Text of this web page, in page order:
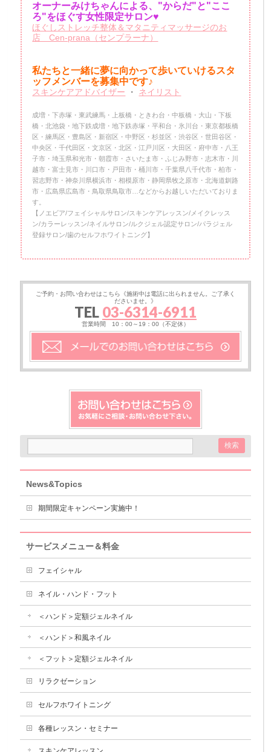
オーナーみけちゃんによる、"からだ"と"ここ
ろ"をほぐす女性限定サロン♥
ほぐしストレッチ整体＆マタニティマッサージのお
店 Cen-prana（センプラーナ）
私たちと一緒に夢に向かって歩いていけるスタ
ッフメンバーを募集中です♪
スキンケアアドバイザー ・ ネイリスト
成増・下赤塚・東武練馬・上板橋・ときわ台・中板橋・大山・下板
橋・北池袋・地下鉄成増・地下鉄赤塚・平和台・氷川台・東京都板橋
区・練馬区・豊島区・新宿区・中野区・杉並区・渋谷区・世田谷区・
中央区・千代田区・文京区・北区・江戸川区・大田区・府中市・八王
子市・埼玉県和光市・朝霞市・さいたま市・ふじみ野市・志木市・川
越市・富士見市・川口市・戸田市・桶川市・千葉県八千代市・柏市・
習志野市・神奈川県横浜市・相模原市・静岡県牧之原市・北海道釧路
市・広島県広島市・鳥取県鳥取市…などからお越しいただいておりま
す。
【ノエビア/フェイシャルサロン/スキンケアレッスン/メイクレッス
ン/カラーレッスン/ネイルサロン/ルクジェル認定サロン/パラジェル
登録サロン/歯のセルフホワイトニング】
ご予約・お問い合わせはこちら《施術中は電話に出られません。ご了承く
ださいませ。》
TEL 03-6314-6911
営業時間 10：00～19：00（不定休）
News&Topics
期間限定キャンペーン実施中！
サービスメニュー＆料金
フェイシャル
ネイル・ハンド・フット
＜ハンド＞定額ジェルネイル
＜ハンド＞和風ネイル
＜フット＞定額ジェルネイル
リラクゼーション
セルフホワイトニング
各種レッスン・セミナー